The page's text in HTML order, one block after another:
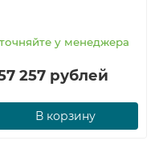
у менеджера
257 рублей
В корзину